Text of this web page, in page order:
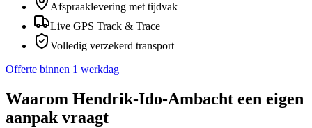
Afspraaklevering met tijdvak
Live GPS Track & Trace
Volledig verzekerd transport
Offerte binnen 1 werkdag
Waarom Hendrik-Ido-Ambacht een eigen
aanpak vraagt